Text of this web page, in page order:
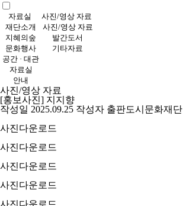
자료실
재단소개
지혜의숲
문화행사
공간 · 대관
자료실
안내
사진/영상 자료
사진/영상 자료
발간도서
기타자료
사진/영상 자료
[홍보사진] 지지향
작성일 2025.09.25 작성자 출판도시문화재단
사진다운로드
사진다운로드
사진다운로드
사진다운로드
사진다운로드